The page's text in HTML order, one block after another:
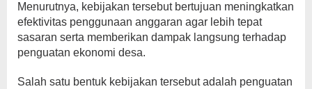
Menurutnya, kebijakan tersebut bertujuan meningkatkan
efektivitas penggunaan anggaran agar lebih tepat
sasaran serta memberikan dampak langsung terhadap
penguatan ekonomi desa.
Salah satu bentuk kebijakan tersebut adalah penguatan